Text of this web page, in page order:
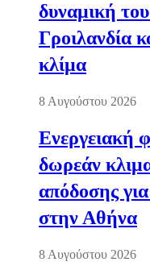
δυναμική
Γροιλανδία
κλίμα
8 Αυγούστου 2026
Ενεργειακή
δωρεάν
απόδοσης
στην Αθήνα
8 Αυγούστου 2026